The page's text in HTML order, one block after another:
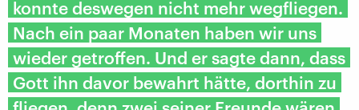
konnte deswegen nicht mehr wegfliegen.
Nach ein paar Monaten haben wir uns
wieder getroffen. Und er sagte dann, dass
Gott ihn davor bewahrt hätte, dorthin zu